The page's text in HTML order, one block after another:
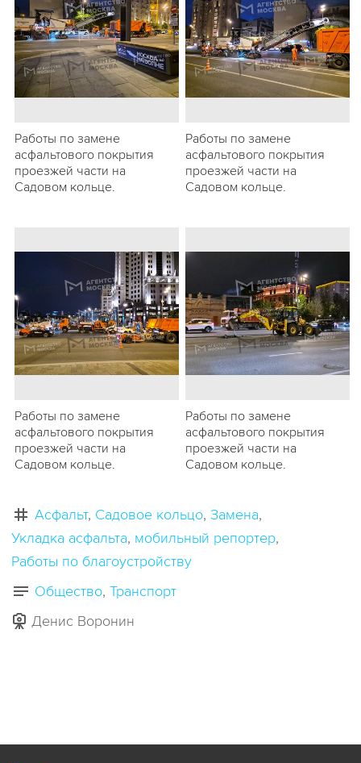
Работы по замене
асфальтового покрытия
проезжей части на
Садовом кольце.
Работы по замене
асфальтового покрытия
проезжей части на
Садовом кольце.
Работы по замене
асфальтового покрытия
проезжей части на
Садовом кольце.
Работы по замене
асфальтового покрытия
проезжей части на
Садовом кольце.
Асфальт Садовое кольцо Замена
Укладка асфальта мобильный репортер
Работы по благоустройству
Общество Транспорт
Денис Воронин